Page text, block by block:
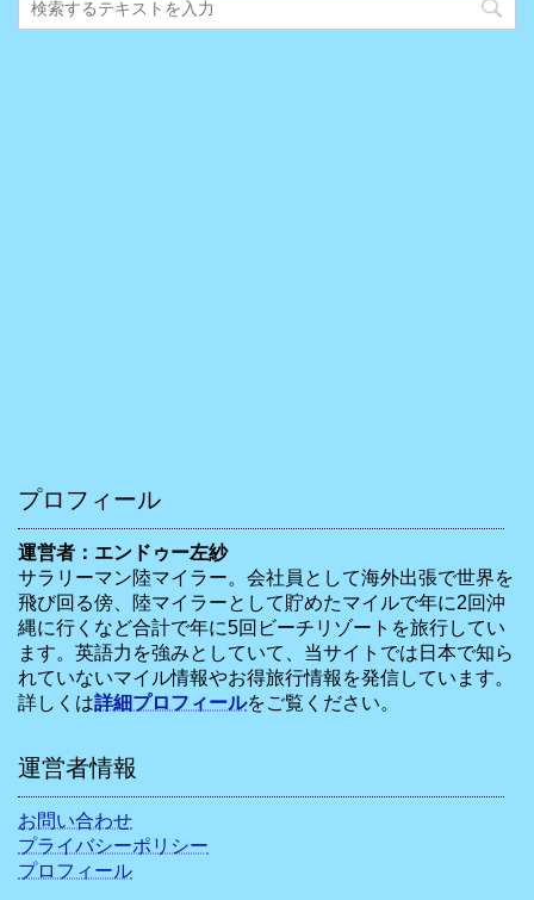
プロフィール
運営者：エンドゥー左紗
サラリーマン陸マイラー。会社員として海外出張で世界を
飛び回る傍、陸マイラーとして貯めたマイルで年に2回沖
縄に行くなど合計で年に5回ビーチリゾートを旅行してい
ます。英語力を強みとしていて、当サイトでは日本で知ら
れていないマイル情報やお得旅行情報を発信しています。
詳しくは詳細プロフィールをご覧ください。
運営者情報
お問い合わせ
プライバシーポリシー
プロフィール